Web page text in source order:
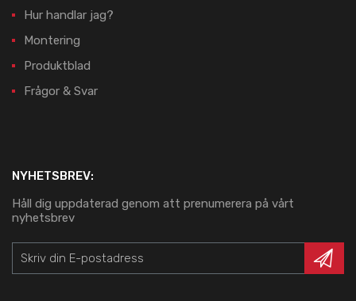
Hur handlar jag?
Montering
Produktblad
Frågor & Svar
NYHETSBREV:
Håll dig uppdaterad genom att prenumerera på vårt
nyhetsbrev